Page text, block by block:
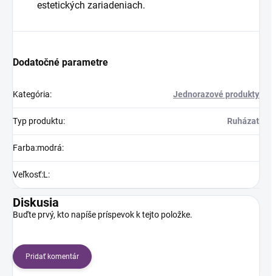
estetických zariadeniach.
Dodatočné parametre
Kategória: Jednorazové produkty
Typ produktu: Ruházat
Farba:modrá:
Veľkosť:L:
Diskusia
Buďte prvý, kto napíše príspevok k tejto položke.
Pridať komentár